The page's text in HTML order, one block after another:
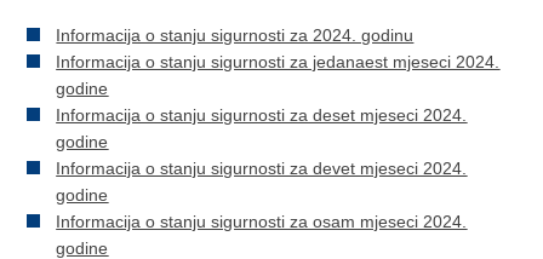
Informacija o stanju sigurnosti za 2024. godinu
Informacija o stanju sigurnosti za jedanaest mjeseci 2024.
godine
Informacija o stanju sigurnosti za deset mjeseci 2024.
godine
Informacija o stanju sigurnosti za devet mjeseci 2024.
godine
Informacija o stanju sigurnosti za osam mjeseci 2024.
godine